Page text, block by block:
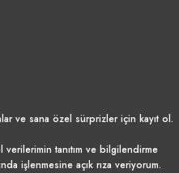
ve sana özel sürprizler için kayıt ol.
tanıtım ve bilgilendirme
işlenmesine açık rıza veriyorum.